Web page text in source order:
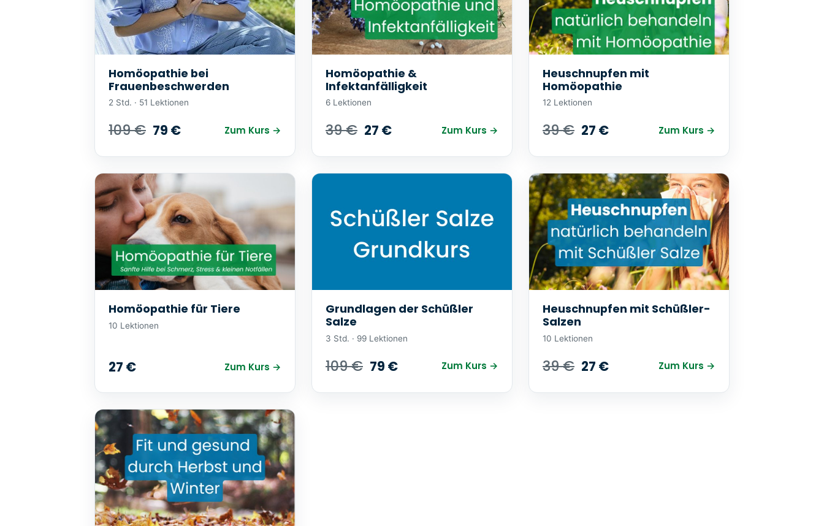
Homöopathie bei
Frauenbeschwerden
2 Std. · 51 Lektionen
109 € 79 € Zum Kurs →
Homöopathie &
Infektanfälligkeit
6 Lektionen
39 € 27 € Zum Kurs →
Heuschnupfen mit
Homöopathie
12 Lektionen
39 € 27 € Zum Kurs →
Homöopathie für Tiere
10 Lektionen
27 € Zum Kurs →
Grundlagen der Schüßler
Salze
3 Std. · 99 Lektionen
109 € 79 € Zum Kurs →
Heuschnupfen mit Schüßler-
Salzen
10 Lektionen
39 € 27 € Zum Kurs →